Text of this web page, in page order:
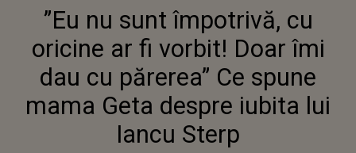
ORICINE AR FI VORBIT! DOAR
ÎMI DAU CU PĂREREA” CE
SPUNE MAMA GETA DESPRE
IUBITA LUI IANCU STERP
”Eu nu sunt împotrivă, cu
oricine ar fi vorbit! Doar îmi
dau cu părerea” Ce spune
mama Geta despre iubita lui
Iancu Sterp